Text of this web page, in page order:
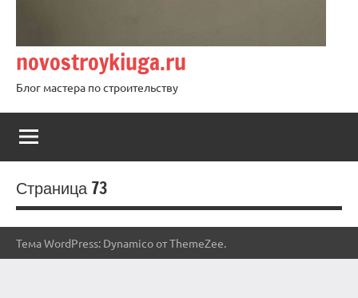
novostroykiuga.ru
Блог мастера по строительству
Страница 73
Тема WordPress: Dynamico от ThemeZee.